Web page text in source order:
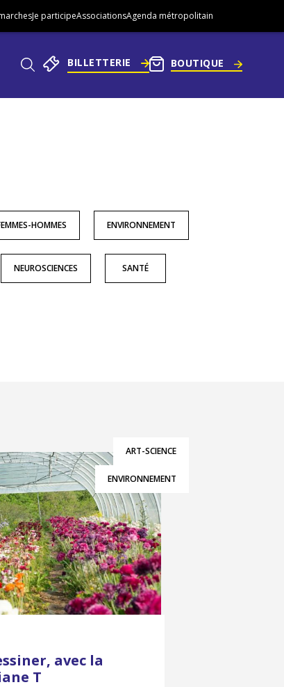
Je participeAssociationsAgenda métropolitain
BILLETTERIE BOUTIQUE
HOMMES ENVIRONNEMENT
NEUROSCIENCES SANTÉ
ART-SCIENCE
ENVIRONNEMENT
avec la
T